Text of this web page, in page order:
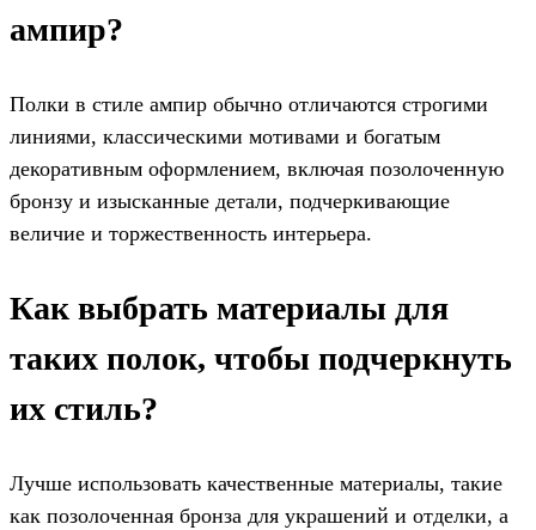
ампир?
Полки в стиле ампир обычно отличаются строгими
линиями, классическими мотивами и богатым
декоративным оформлением, включая позолоченную
бронзу и изысканные детали, подчеркивающие
величие и торжественность интерьера.
Как выбрать материалы для
таких полок, чтобы подчеркнуть
их стиль?
Лучше использовать качественные материалы, такие
как позолоченная бронза для украшений и отделки, а